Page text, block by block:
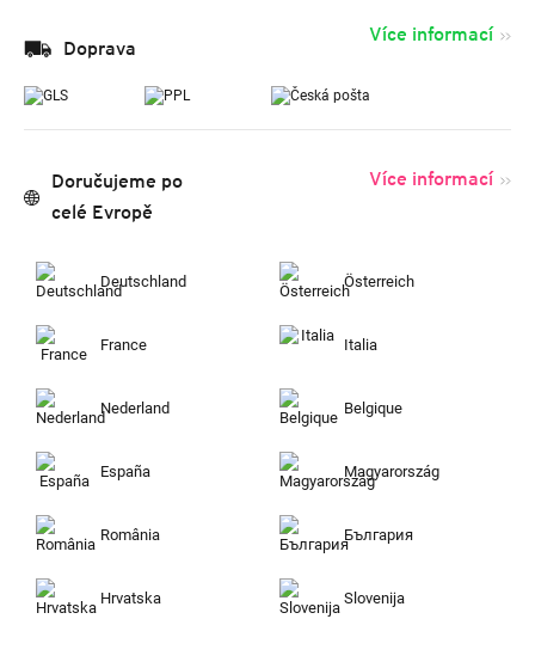
Doprava
Více informací
Doručujeme po
celé Evropě
Více informací
Deutschland Österreich
France Italia
Nederland Belgique
España Magyarország
România България
Hrvatska Slovenija